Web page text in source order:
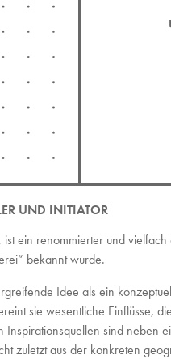
UND INITIATOR
ein renommierter und
bekannt wurde.
Idee als ein
sie wesentliche Einflüsse,
Inspirationsquellen sind neben
zuletzt aus der konkreten